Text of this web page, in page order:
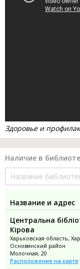
Здоровье и
Наличие в
Название и адрес
Центральна
Кірова
Харьковская область,
Основянский район
Молочная, 20
Расположение на карте